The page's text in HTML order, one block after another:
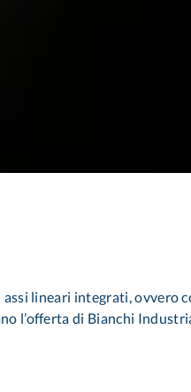
lineari integrati, ovvero
l’offerta di Bianchi